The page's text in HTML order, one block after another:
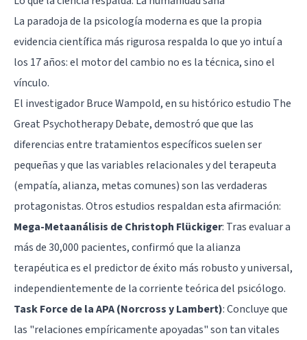
La paradoja de la psicología moderna es que la propia
evidencia científica más rigurosa respalda lo que yo intuí a
los 17 años: el motor del cambio no es la técnica, sino el
vínculo.
El investigador Bruce Wampold, en su histórico estudio The
Great Psychotherapy Debate, demostró que que las
diferencias entre tratamientos específicos suelen ser
pequeñas y que las variables relacionales y del terapeuta
(empatía, alianza, metas comunes) son las verdaderas
protagonistas. Otros estudios respaldan esta afirmación:
Mega-Metaanálisis de Christoph Flückiger: Tras evaluar a
más de 30,000 pacientes, confirmó que la alianza
terapéutica es el predictor de éxito más robusto y universal,
independientemente de la corriente teórica del psicólogo.
Task Force de la APA (Norcross y Lambert): Concluye que
las "relaciones empíricamente apoyadas" son tan vitales